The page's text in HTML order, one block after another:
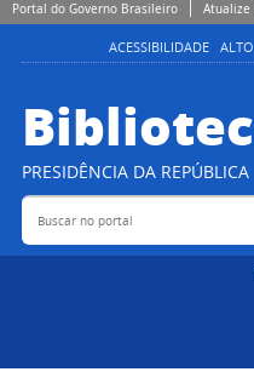
Portal do Governo Brasileiro Atualize
ACESSIBILIDADE
PRESIDÊNCIA DA REPÚBLICA
Buscar no portal